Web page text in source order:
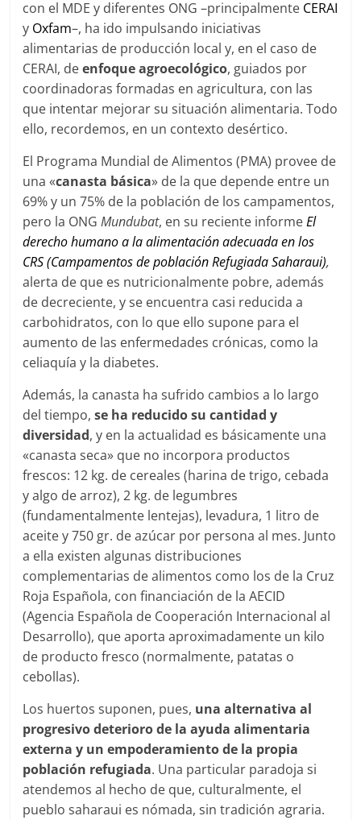
con el MDE y diferentes ONG –principalmente CERAI
y Oxfam–, ha ido impulsando iniciativas
alimentarias de producción local y, en el caso de
CERAI, deenfoque agroecológico, guiados por
coordinadoras formadas en agricultura, con las
que intentar mejorar su situación alimentaria. Todo
ello, recordemos, en un contexto desértico.
El Programa Mundial de Alimentos (PMA) provee de
una «canasta básica» de la que depende entre un
69% y un 75% de la población de los campamentos,
pero la ONGMundubat, en su reciente informeEl
derecho humano a la alimentación adecuada en los
CRS (Campamentos de población Refugiada Saharaui),
alerta de que es nutricionalmente pobre, además
de decreciente, y se encuentra casi reducida a
carbohidratos, con lo que ello supone para el
aumento de las enfermedades crónicas, como la
celiaquía y la diabetes.
Además, la canasta ha sufrido cambios a lo largo
del tiempo, se ha reducido su cantidad y
diversidad, y en la actualidad es básicamente una
«canasta seca» que no incorpora productos
frescos: 12 kg. de cereales (harina de trigo, cebada
y algo de arroz), 2 kg. de legumbres
(fundamentalmente lentejas), levadura, 1 litro de
aceite y 750 gr. de azúcar por persona al mes. Junto
a ella existen algunas distribuciones
complementarias de alimentos como los de la Cruz
Roja Española, con financiación de la AECID
(Agencia Española de Cooperación Internacional al
Desarrollo), que aporta aproximadamente un kilo
de producto fresco (normalmente, patatas o
cebollas).
Los huertos suponen, pues, una alternativa al
progresivo deterioro de la ayuda alimentaria
externa y un empoderamiento de la propia
población refugiada. Una particular paradoja si
atendemos al hecho de que, culturalmente, el
pueblo saharaui es nómada, sin tradición agraria.